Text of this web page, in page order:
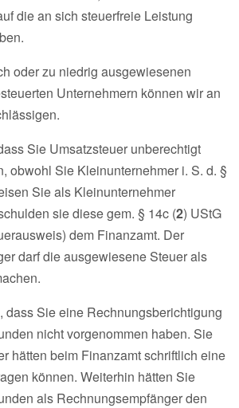
die an sich steuerfreie Leistung
oder zu niedrig ausgewiesenen
Unternehmern können wir an
Sie Umsatzsteuer unberechtigt
obwohl Sie Kleinunternehmer i. S. d. §
Sie als Kleinunternehmer
sie diese gem. § 14c (2) UStG
dem Finanzamt. Der
darf die ausgewiesene Steuer als
dass Sie eine Rechnungsberichtigung
nicht vorgenommen haben. Sie
hätten beim Finanzamt schriftlich eine
können. Weiterhin hätten Sie
als Rechnungsempfänger den